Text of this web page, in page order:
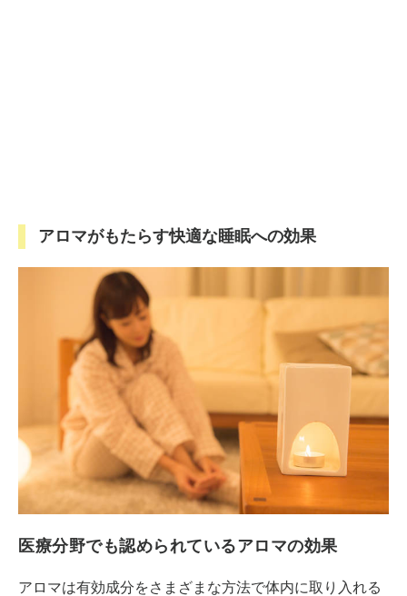
アロマがもたらす快適な睡眠への効果
医療分野でも認められているアロマの効果
アロマは有効成分をさまざまな方法で体内に取り入れる